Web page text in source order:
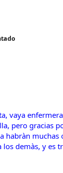
vaya
pero gracias
habràn muchas
los demàs, y es